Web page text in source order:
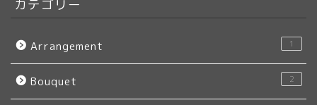
カテゴリー
Arrangement 1
Bouquet 2